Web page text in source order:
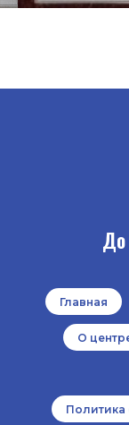
До
Главная
О
Политика